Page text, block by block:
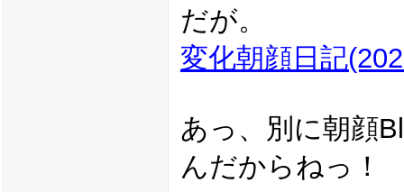
だが。
変化朝顔日記
あっ、別に朝顔
んだからねっ！